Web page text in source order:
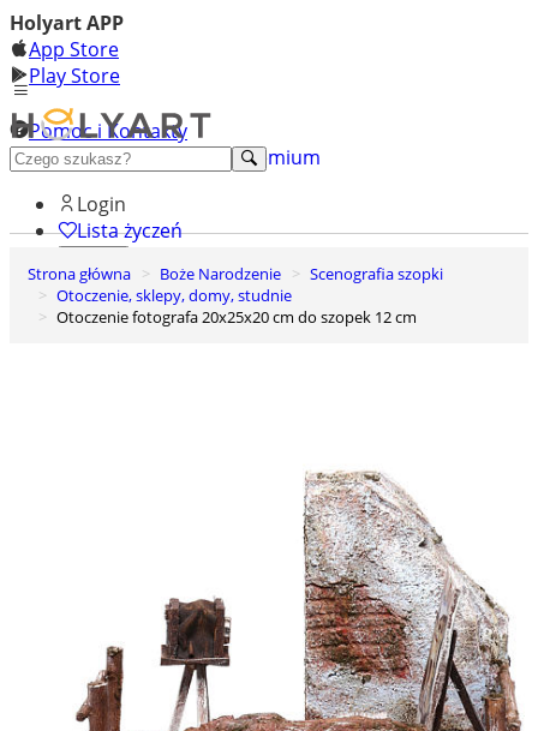
Holyart APP
App Store
Play Store
Pomoc i Kontakty
+48 222 922 860
Odkryj premium
Login
Lista życzeń
0
Koszyk
Strona główna Boże Narodzenie
Scenografia szopki
Otoczenie, sklepy, domy, studnie
Otoczenie fotografa 20x25x20 cm do szopek 12 cm